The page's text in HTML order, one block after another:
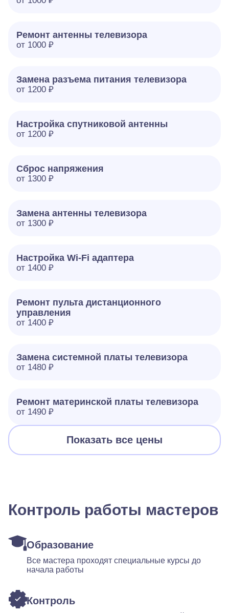
Ремонт антенны телевизора
от 1000 ₽
Замена разъема питания телевизора
от 1200 ₽
Настройка спутниковой антенны
от 1200 ₽
Сброс напряжения
от 1300 ₽
Замена антенны телевизора
от 1300 ₽
Настройка Wi-Fi адаптера
от 1400 ₽
Ремонт пульта дистанционного
управления
от 1400 ₽
Замена системной платы телевизора
от 1480 ₽
Ремонт материнской платы телевизора
от 1490 ₽
Показать все цены
Контроль работы мастеров
Образование
Все мастера проходят специальные курсы до
начала работы
Контроль